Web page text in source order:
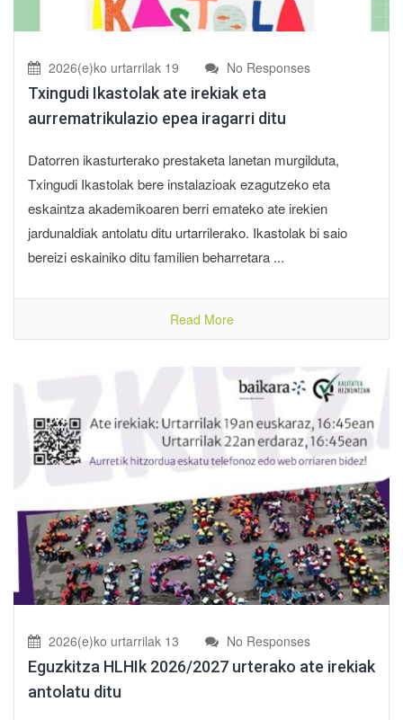
2026(e)ko urtarrilak 19 No Responses
Txingudi Ikastolak ate irekiak eta
aurrematrikulazio epea iragarri ditu
Datorren ikasturterako prestaketa lanetan murgilduta,
Txingudi Ikastolak bere instalazioak ezagutzeko eta
eskaintza akademikoaren berri emateko ate irekien
jardunaldiak antolatu ditu urtarrilerako. Ikastolak bi saio
bereizi eskainiko ditu familien beharretara ...
Read More
2026(e)ko urtarrilak 13 No Responses
Eguzkitza HLHIk 2026/2027 urterako ate irekiak
antolatu ditu